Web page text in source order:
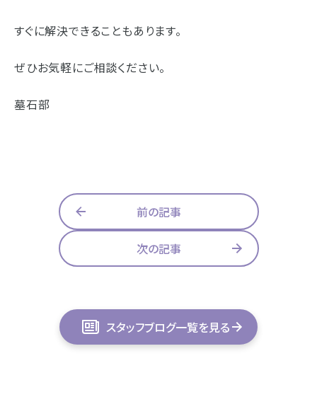
すぐに解決できることもあります。
ぜひお気軽にご相談ください。
墓石部
前の記事
次の記事
スタッフブログ一覧を見る